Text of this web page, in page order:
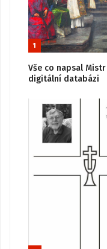
1
Vše co napsal
digitální databázi